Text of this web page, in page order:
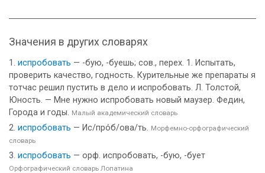
Значения в других словарях
испробовать — -бую, -буешь; сов., перех. 1. Испытать,
проверить качество, годность. Курительные же препараты я
тотчас решил пустить в дело и испробовать. Л. Толстой,
Юность. — Мне нужно испробовать новый маузер. Федин,
Города и годы. Малый академический словарь
испробовать — Ис/про́б/ова/ть. Морфемно-орфографический
словарь
испробовать — орф. испробовать, -бую, -бует
Орфографический словарь Лопатина